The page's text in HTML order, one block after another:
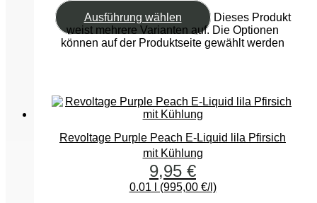
Ausführung wählen
Dieses Produkt
weist mehrere Varianten auf. Die Optionen
können auf der Produktseite gewählt werden
Revoltage Purple Peach E-Liquid lila Pfirsich
mit Kühlung
9,95 €
0.01 l (995,00 €/l)